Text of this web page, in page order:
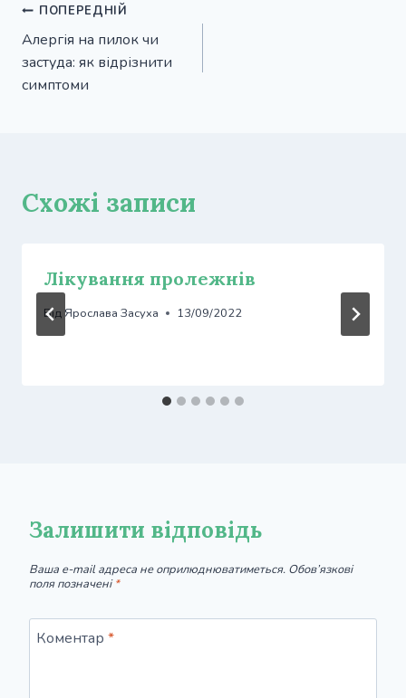
Навігація
записів
ПОПЕРЕДНІЙ
Алергія на пилок чи
застуда: як відрізнити
симптоми
Схожі записи
Лікування пролежнів
Від Ярослава Засуха 13/09/2022
Залишити відповідь
Ваша e-mail адреса не оприлюднюватиметься. Обов’язкові
поля позначені*
Коментар *